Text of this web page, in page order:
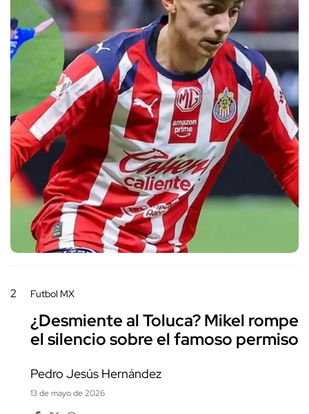
2 Futbol MX
¿Desmiente al Toluca? Mikel rompe
el silencio sobre el famoso permiso
Pedro Jesús Hernández
13 de mayo de 2026